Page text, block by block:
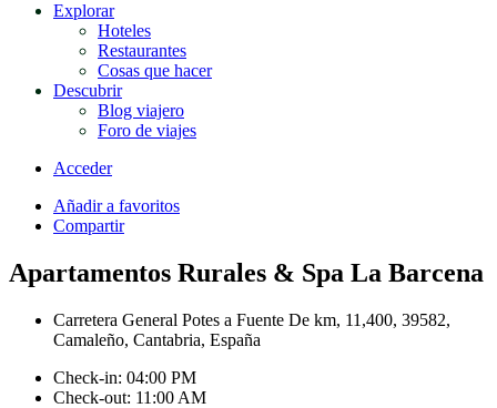
Explorar
Hoteles
Restaurantes
Cosas que hacer
Descubrir
Blog viajero
Foro de viajes
Acceder
Añadir a favoritos
Compartir
Apartamentos Rurales & Spa La Barcena
Carretera General Potes a Fuente De km, 11,400, 39582,
Camaleño, Cantabria, España
Check-in: 04:00 PM
Check-out: 11:00 AM